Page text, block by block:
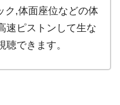
ク,体面座位などの体
速ピストンして生な
できます。